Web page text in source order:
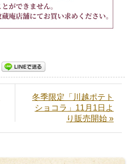
冬季限定「川越ポテト
ショコラ」11月1日よ
り販売開始 »